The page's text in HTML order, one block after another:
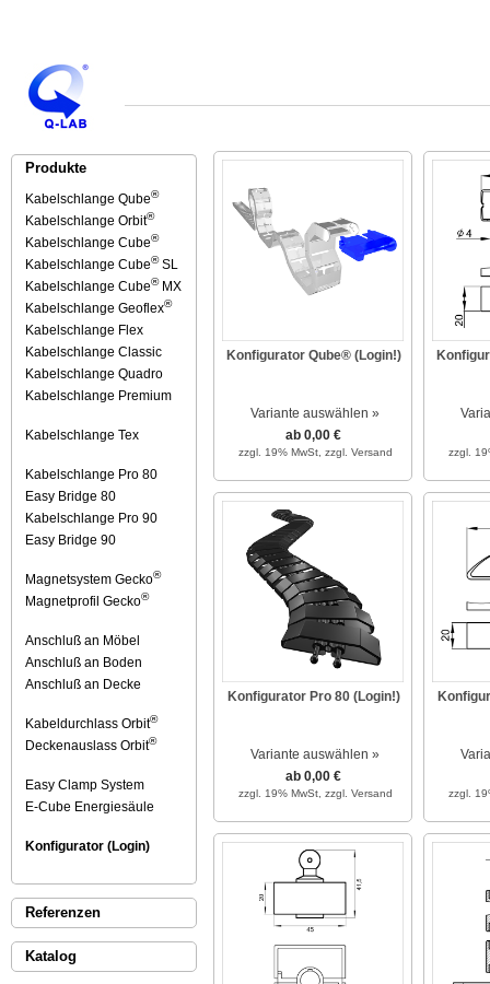
Produkte
Kabelschlange Qube®
Kabelschlange Orbit®
Kabelschlange Cube®
Kabelschlange Cube®SL
Kabelschlange Cube®MX
Kabelschlange Geoflex®
Kabelschlange Flex
Kabelschlange Classic
Kabelschlange Quadro
Kabelschlange Premium
Kabelschlange Tex
Kabelschlange Pro 80
Easy Bridge 80
Kabelschlange Pro 90
Easy Bridge 90
Magnetsystem Gecko®
Magnetprofil Gecko®
Anschluß an Möbel
Anschluß an Boden
Anschluß an Decke
Kabeldurchlass Orbit®
Deckenauslass Orbit®
Easy Clamp System
E-Cube Energiesäule
Konfigurator (Login)
Referenzen
Katalog
Konfigurator Qube® (Login!)
Variante auswählen »
ab 0,00 €
zzgl. 19% MwSt, zzgl. Versand zzgl.
Konfigurator Pro 80 (Login!)
Variante auswählen »
ab 0,00 €
zzgl. 19% MwSt, zzgl. Versand zzgl.